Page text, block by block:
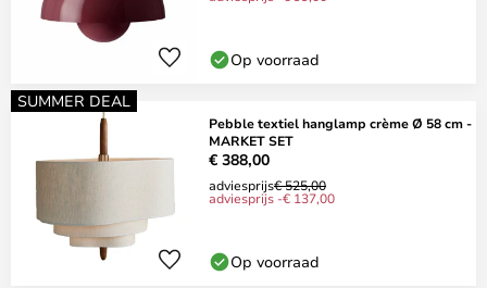
Op voorraad
SUMMER DEAL
Pebble textiel hanglamp crème Ø 58 cm -
MARKET SET
€ 388,00
adviesprijs€ 525,00
adviesprijs -€ 137,00
Op voorraad